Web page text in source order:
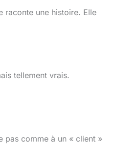
raconte une histoire. Elle
tellement vrais.
pas comme à un « client »